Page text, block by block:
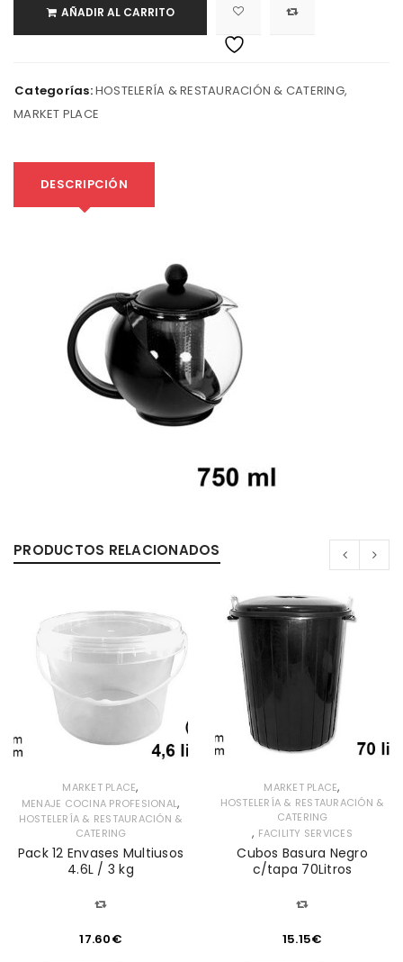
AÑADIR AL CARRITO
Categorías:HOSTELERÍA & RESTAURACIÓN & CATERING,
MARKET PLACE
DESCRIPCIÓN
PRODUCTOS RELACIONADOS
MARKET PLACE,
MENAJE COCINA PROFESIONAL,
HOSTELERÍA & RESTAURACIÓN &
CATERING
Pack 12 Envases Multiusos
4.6L / 3 kg
17.60€
MARKET PLACE,
HOSTELERÍA & RESTAURACIÓN &
CATERING
, FACILITY SERVICES
Cubos Basura Negro
c/tapa 70Litros
15.15€